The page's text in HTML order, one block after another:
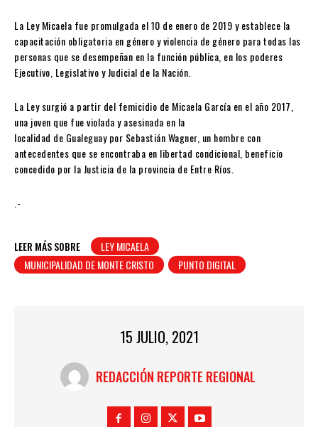
La Ley Micaela fue promulgada el 10 de enero de 2019 y establece la
capacitación obligatoria en género y violencia de género para todas las
personas que se desempeñan en la función pública, en los poderes
Ejecutivo, Legislativo y Judicial de la Nación.
La Ley surgió a partir del femicidio de Micaela García en el año 2017,
una joven que fue violada y asesinada en la
localidad de Gualeguay por Sebastián Wagner, un hombre con
antecedentes que se encontraba en libertad condicional, beneficio
concedido por la Justicia de la provincia de Entre Ríos.
.-
LEER MÁS SOBRE
LEY MICAELA
MUNICIPALIDAD DE MONTE CRISTO
PUNTO DIGITAL
15 JULIO, 2021
REDACCIÓN REPORTE REGIONAL